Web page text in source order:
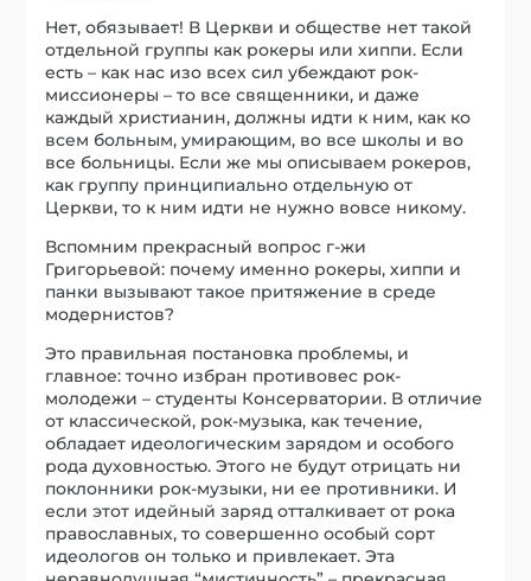
Нет, обязывает! В Церкви и обществе нет такой
отдельной группы как рокеры или хиппи. Если
есть – как нас изо всех сил убеждают рок-
миссионеры – то все священники, и даже
каждый христианин, должны идти к ним, как ко
всем больным, умирающим, во все школы и во
все больницы. Если же мы описываем рокеров,
как группу принципиально отдельную от
Церкви, то к ним идти не нужно вовсе никому.
Вспомним прекрасный вопрос г-жи
Григорьевой: почему именно рокеры, хиппи и
панки вызывают такое притяжение в среде
модернистов?
Это правильная постановка проблемы, и
главное: точно избран противовес рок-
молодежи – студенты Консерватории. В отличие
от классической, рок-музыка, как течение,
обладает идеологическим зарядом и особого
рода духовностью. Этого не будут отрицать ни
поклонники рок-музыки, ни ее противники. И
если этот идейный заряд отталкивает от рока
православных, то совершенно особый сорт
идеологов он только и привлекает. Эта